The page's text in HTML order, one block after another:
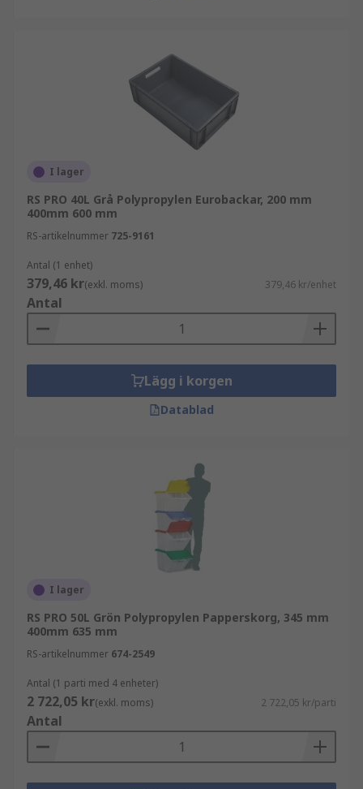
I lager
RS PRO 40L Grå Polypropylen Eurobackar, 200 mm
400mm 600 mm
RS-artikelnummer 725-9161
Antal (1 enhet)
379,46 kr(exkl. moms) 379,46 kr/enhet
Antal
Lägg i korgen
Datablad
I lager
RS PRO 50L Grön Polypropylen Papperskorg, 345 mm
400mm 635 mm
RS-artikelnummer 674-2549
Antal (1 parti med 4 enheter)
2 722,05 kr(exkl. moms) 2 722,05 kr/parti
Antal